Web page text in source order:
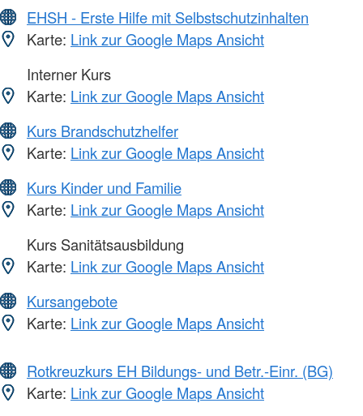
EHSH - Erste Hilfe mit Selbstschutzinhalten
Karte: Link zur Google Maps Ansicht
Interner Kurs
Karte: Link zur Google Maps Ansicht
Kurs Brandschutzhelfer
Karte: Link zur Google Maps Ansicht
Kurs Kinder und Familie
Karte: Link zur Google Maps Ansicht
Kurs Sanitätsausbildung
Karte: Link zur Google Maps Ansicht
Kursangebote
Karte: Link zur Google Maps Ansicht
Rotkreuzkurs EH Bildungs- und Betr.-Einr. (BG)
Karte: Link zur Google Maps Ansicht